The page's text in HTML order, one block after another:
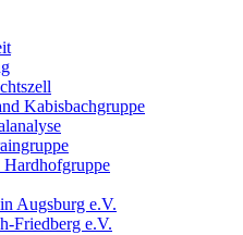
Kabisbachgruppe
Hardhofgruppe
Augsburg e.V.
Friedberg e.V.